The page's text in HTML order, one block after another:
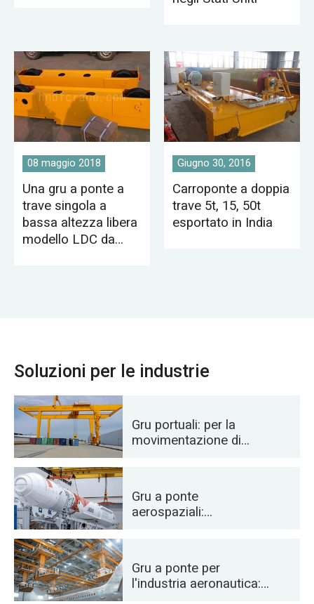
08 maggio 2018
Una gru a ponte a
trave singola a
bassa altezza libera
modello LDC da
Giugno 30, 2016
Carroponte a doppia
trave 5t, 15, 50t
esportato in India
Soluzioni per le industrie
Gru portuali: per la
movimentazione di
Gru a ponte
aerospaziali:
il trasporto di razzi
Gru a ponte per
l'industria aeronautica: